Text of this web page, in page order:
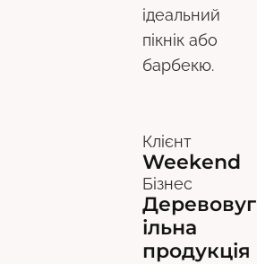
ідеальний
пікнік або
барбекю.
Клієнт
Weekend
Бізнес
Деревовуг
ільна
продукція